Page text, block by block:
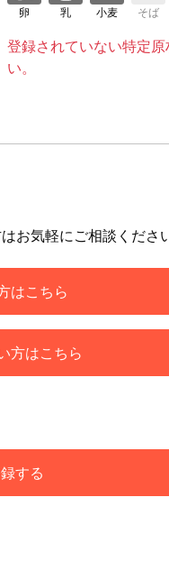
卵 乳 小麦 そば
登録されていない特定
い。
お気軽にご相談くださ
はこちら
方はこちら
する